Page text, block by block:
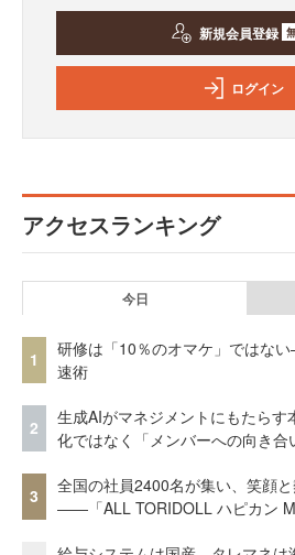
新規会員登録
ログイン
アクセスランキング
今日
1
研修は「10％のオマケ」ではな
速術
2
生成AIがマネジメントにもたらす
化ではなく「メンバーへの向き合
3
全国の社員2400名が集い、笑顔
――「ALL TORIDOLL ハピカン